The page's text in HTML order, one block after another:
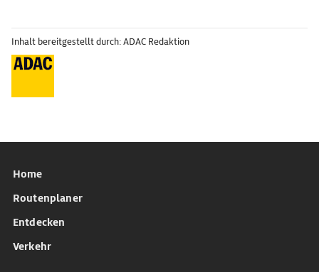
Inhalt bereitgestellt durch: ADAC Redaktion
Home
Routenplaner
Entdecken
Verkehr